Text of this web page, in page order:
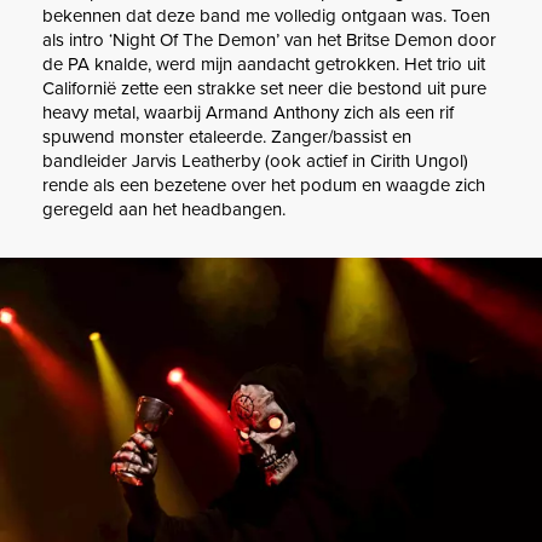
bekennen dat deze band me volledig ontgaan was. Toen
als intro ‘Night Of The Demon’ van het Britse Demon door
de PA knalde, werd mijn aandacht getrokken. Het trio uit
Californië zette een strakke set neer die bestond uit pure
heavy metal, waarbij Armand Anthony zich als een rif
spuwend monster etaleerde. Zanger/bassist en
bandleider Jarvis Leatherby (ook actief in Cirith Ungol)
rende als een bezetene over het podum en waagde zich
geregeld aan het headbangen.